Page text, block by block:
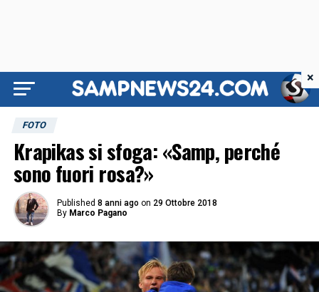
FOTO
Krapikas si sfoga: «Samp, perché
sono fuori rosa?»
Published 8 anni ago on 29 Ottobre 2018
By Marco Pagano
×